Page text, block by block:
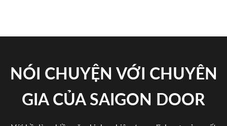
NÓI CHUYỆN VỚI CHUYÊN
GIA CỦA SAIGON DOOR